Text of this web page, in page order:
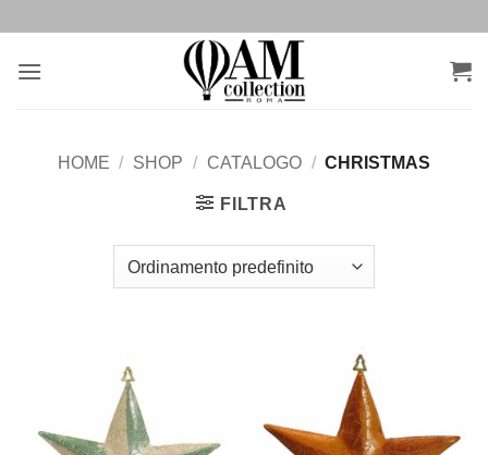
contenuti
HOME / SHOP / CATALOGO / CHRISTMAS
FILTRA